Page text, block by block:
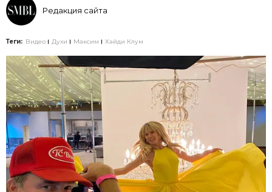
Редакция сайта
Теги: Видео Духи Максим Хайди Клум